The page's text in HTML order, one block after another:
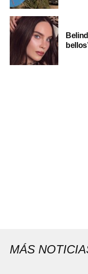
MÁS